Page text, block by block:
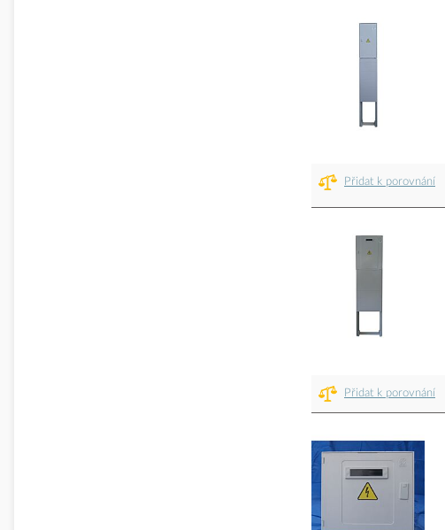
Přidat k porovnání
Přidat k porovnání